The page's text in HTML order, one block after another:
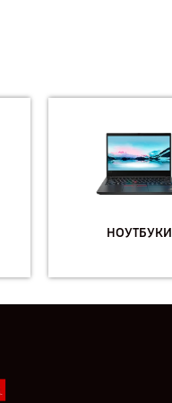
НОУТБУКИ